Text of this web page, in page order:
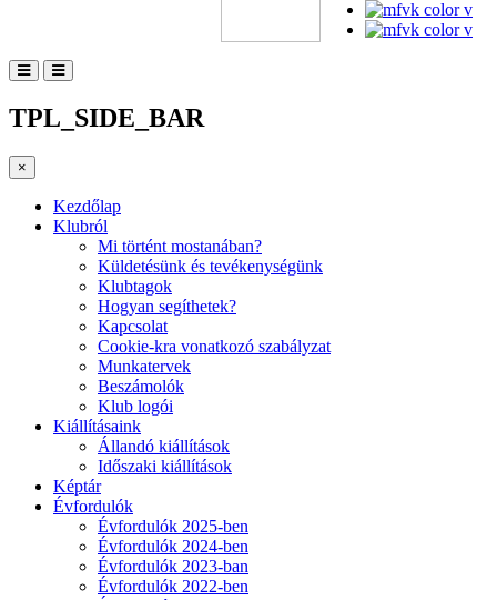
TPL_SIDE_BAR
×
Kezdőlap
Klubról
Mi történt mostanában?
Küldetésünk és tevékenységünk
Klubtagok
Hogyan segíthetek?
Kapcsolat
Cookie-kra vonatkozó szabályzat
Munkatervek
Beszámolók
Klub logói
Kiállításaink
Állandó kiállítások
Időszaki kiállítások
Képtár
Évfordulók
Évfordulók 2025-ben
Évfordulók 2024-ben
Évfordulók 2023-ban
Évfordulók 2022-ben